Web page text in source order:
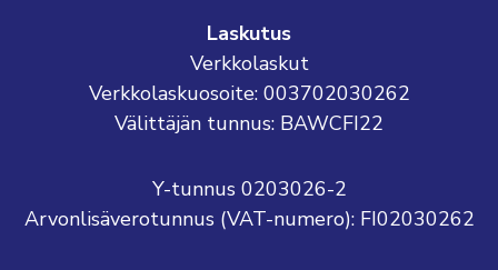
Laskutus
Verkkolaskut
Verkkolaskuosoite: 003702030262
Välittäjän tunnus: BAWCFI22
Y-tunnus 0203026-2
Arvonlisäverotunnus (VAT-numero): FI02030262